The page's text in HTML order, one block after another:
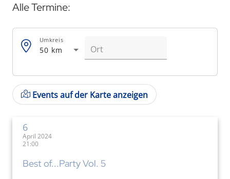
Alle Termine:
50 km
Umkreis
Events auf der Karte anzeigen
6
April 2024
21:00
Best of...Party Vol. 5